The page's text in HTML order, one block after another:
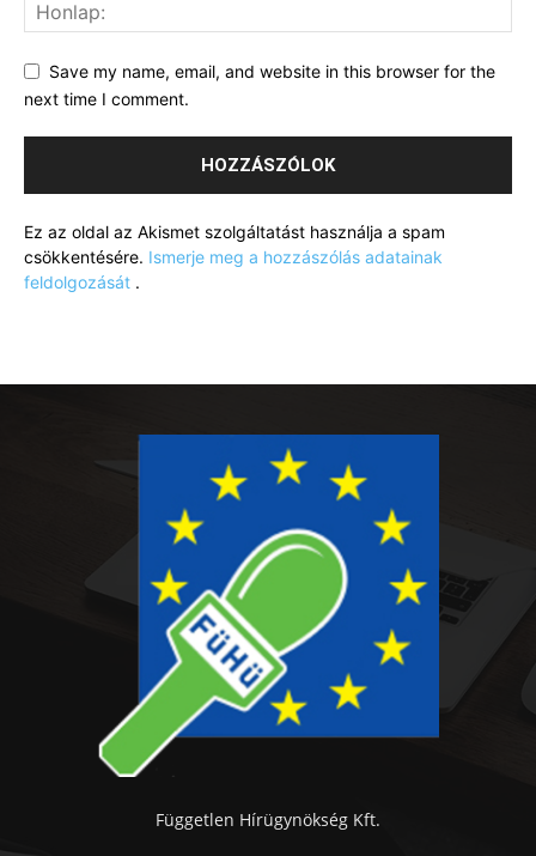
Save my name, email, and website in this browser for the
next time I comment.
Ez az oldal az Akismet szolgáltatást használja a spam
csökkentésére. Ismerje meg a hozzászólás adatainak
feldolgozását .
Független Hírügynökség Kft.